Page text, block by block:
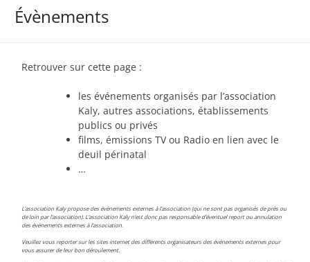
Évènements
Retrouver sur cette page :
les événements organisés par l’association
Kaly, autres associations, établissements
publics ou privés
films, émissions TV ou Radio en lien avec le
deuil périnatal
…
L’association Kaly propose des événements externes à l’association (qui ne sont pas organisés de près ou
de loin par l’association). L’association Kaly n’est donc pas responsable d’éventuel report ou annulation
des événements externes à l’association.
Veuillez vous reporter sur les sites internet des différents organisateurs des événements externes pour
vous assurer de leur bon déroulement.
00:00
04:00